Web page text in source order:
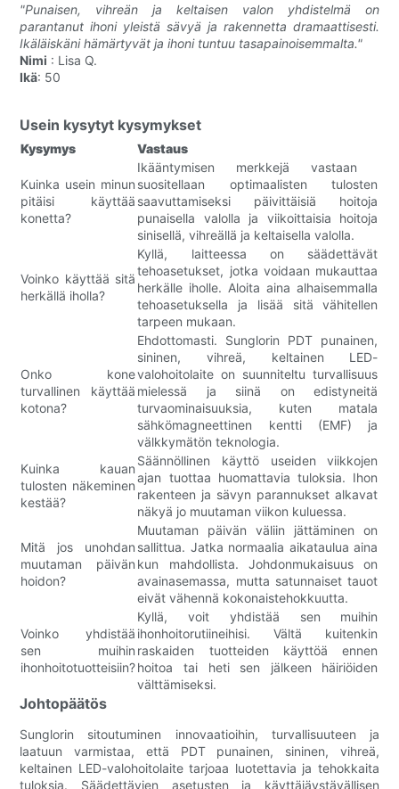
"Punaisen, vihreän ja keltaisen valon yhdistelmä on
parantanut ihoni yleistä sävyä ja rakennetta dramaattisesti.
Ikäläiskäni hämärtyvät ja ihoni tuntuu tasapainoisemmalta."
Nimi : Lisa Q.
Ikä: 50
Usein kysytyt kysymykset
Kysymys Vastaus
Kuinka usein minun
pitäisi käyttää
konetta?
Ikääntymisen merkkejä vastaan ​​
suositellaan optimaalisten tulosten
saavuttamiseksi päivittäisiä hoitoja
punaisella valolla ja viikoittaisia ​​hoitoja
sinisellä, vihreällä ja keltaisella valolla.
Voinko käyttää sitä
herkällä iholla?
Kyllä, laitteessa on säädettävät
tehoasetukset, jotka voidaan mukauttaa
herkälle iholle. Aloita aina alhaisemmalla
tehoasetuksella ja lisää sitä vähitellen
tarpeen mukaan.
Onko kone
turvallinen käyttää
kotona?
Ehdottomasti. Sunglorin PDT punainen,
sininen, vihreä, keltainen LED-
valohoitolaite on suunniteltu turvallisuus
mielessä ja siinä on edistyneitä
turvaominaisuuksia, kuten matala
sähkömagneettinen kentti (EMF) ja
välkkymätön teknologia.
Kuinka kauan
tulosten näkeminen
kestää?
Säännöllinen käyttö useiden viikkojen
ajan tuottaa huomattavia tuloksia. Ihon
rakenteen ja sävyn parannukset alkavat
näkyä jo muutaman viikon kuluessa.
Mitä jos unohdan
muutaman päivän
hoidon?
Muutaman päivän väliin jättäminen on
sallittua. Jatka normaalia aikataulua aina
kun mahdollista. Johdonmukaisuus on
avainasemassa, mutta satunnaiset tauot
eivät vähennä kokonaistehokkuutta.
Voinko yhdistää
sen muihin
ihonhoitotuotteisiin?
Kyllä, voit yhdistää sen muihin
ihonhoitorutiineihisi. Vältä kuitenkin
raskaiden tuotteiden käyttöä ennen
hoitoa tai heti sen jälkeen häiriöiden
välttämiseksi.
Johtopäätös
Sunglorin sitoutuminen innovaatioihin, turvallisuuteen ja
laatuun varmistaa, että PDT punainen, sininen, vihreä,
keltainen LED-valohoitolaite tarjoaa luotettavia ja tehokkaita
tuloksia. Säädettävien asetusten ja käyttäjäystävällisen